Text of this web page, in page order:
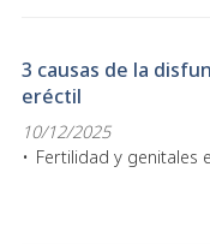
3 causas de la
eréctil
10/12/2025
Fertilidad y genitales